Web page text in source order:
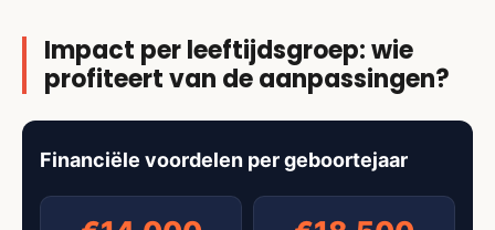
Impact per leeftijdsgroep: wie
profiteert van de aanpassingen?
Financiële voordelen per geboortejaar